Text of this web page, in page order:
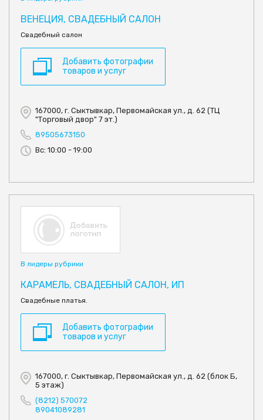
ВЕНЕЦИЯ, СВАДЕБНЫЙ САЛОН
Свадебный салон
Добавить фотографии
товаров и услуг
167000, г. Сыктывкар, Первомайская ул., д. 62 (ТЦ
"Торговый двор" 7 эт.)
89505673150
Вс: 10:00 - 19:00
В лидеры рубрики
КАРАМЕЛЬ, СВАДЕБНЫЙ САЛОН, ИП
Свадебные платья.
Добавить фотографии
товаров и услуг
167000, г. Сыктывкар, Первомайская ул., д. 62 (блок Б,
5 этаж)
(8212) 570072
89041089281